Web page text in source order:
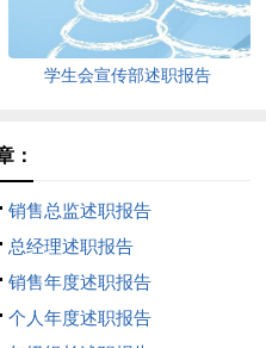
学生会宣传部述职报告
：
销售总监述职报告
总经理述职报告
销售年度述职报告
个人年度述职报告